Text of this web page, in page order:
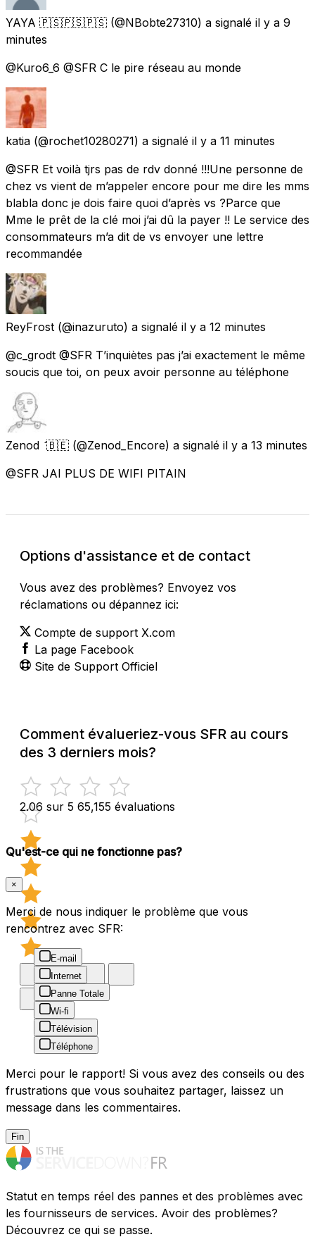
YAYA 🇵🇸🇵🇸🇵🇸 (@NBobte27310) a signalé il y a 9
minutes
@Kuro6_6 @SFR C le pire réseau au monde
katia (@rochet10280271) a signalé il y a 11 minutes
@SFR Et voilà tjrs pas de rdv donné !!!Une personne de
chez vs vient de m’appeler encore pour me dire les mms
blabla donc je dois faire quoi d’après vs ?Parce que
Mme le prêt de la clé moi j’ai dû la payer !! Le service des
consommateurs m’a dit de vs envoyer une lettre
recommandée
ReyFrost (@inazuruto) a signalé il y a 12 minutes
@c_grodt @SFR T’inquiètes pas j’ai exactement le même
soucis que toi, on peux avoir personne au téléphone
Zenod 🇧🇪 (@Zenod_Encore) a signalé il y a 13 minutes
@SFR JAI PLUS DE WIFI PITAIN
Options d'assistance et de contact
Vous avez des problèmes? Envoyez vos
réclamations ou dépannez ici:
Compte de support X.com
La page Facebook
Site de Support Officiel
Comment évalueriez-vous SFR au cours
des 3 derniers mois?
2.06 sur 5 65,155 évaluations
Qu'est-ce qui ne fonctionne pas?
×
Merci de nous indiquer le problème que vous
rencontrez avec SFR:
E-mail
Internet
Panne Totale
Wi-fi
Télévision
Téléphone
Merci pour le rapport! Si vous avez des conseils ou des
frustrations que vous souhaitez partager, laissez un
message dans les commentaires.
Fin
Statut en temps réel des pannes et des problèmes avec
les fournisseurs de services. Avoir des problèmes?
Découvrez ce qui se passe.